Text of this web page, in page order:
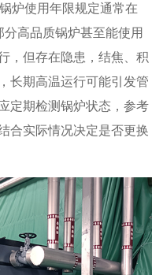
炉使用年限规定通常在
高品质锅炉甚至能使用
，但存在隐患，结焦、积
长期高温运行可能引发管
定期检测锅炉状态，参考
合实际情况决定是否更换